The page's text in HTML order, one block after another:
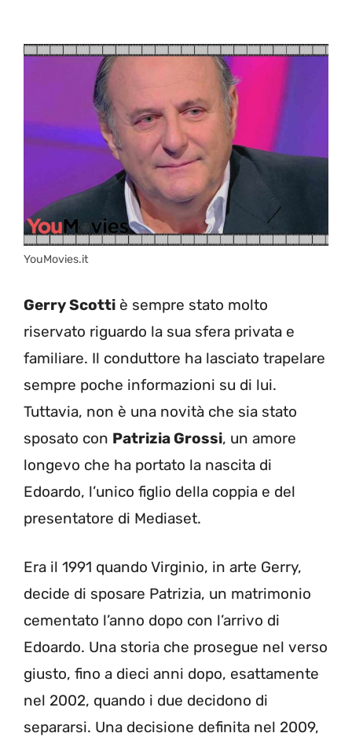
YouMovies.it
Gerry Scotti è sempre stato molto
riservato riguardo la sua sfera privata e
familiare. Il conduttore ha lasciato trapelare
sempre poche informazioni su di lui.
Tuttavia, non è una novità che sia stato
sposato con Patrizia Grossi, un amore
longevo che ha portato la nascita di
Edoardo, l’unico figlio della coppia e del
presentatore di Mediaset.
Era il 1991 quando Virginio, in arte Gerry,
decide di sposare Patrizia, un matrimonio
cementato l’anno dopo con l’arrivo di
Edoardo. Una storia che prosegue nel verso
giusto, fino a dieci anni dopo, esattamente
nel 2002, quando i due decidono di
separarsi. Una decisione definita nel 2009,